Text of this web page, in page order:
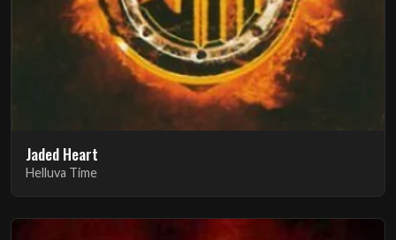
Jaded Heart
Helluva Time